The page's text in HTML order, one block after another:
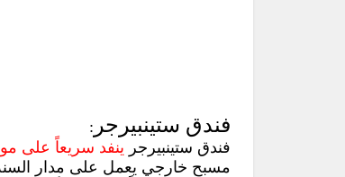
فندق ستينبيرجر :
فندق ستينبيرجر ينفد سريعاً على
مسبح خارجي يعمل على مدار السنة